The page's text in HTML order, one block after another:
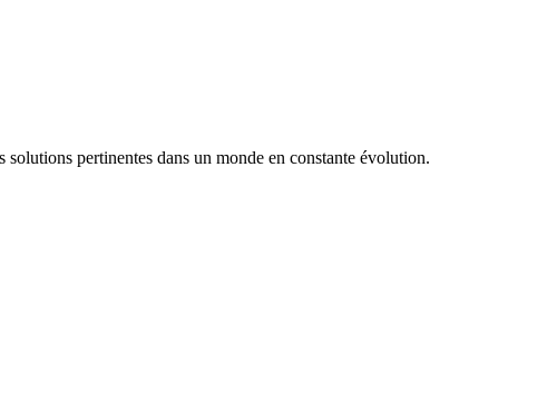
pertinentes dans un monde en constante évolution.